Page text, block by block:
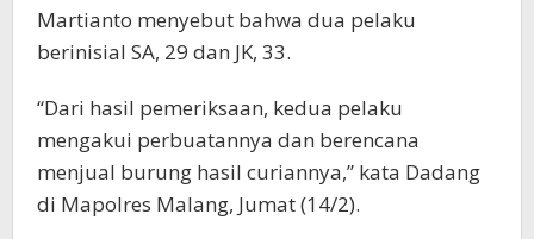
Martianto menyebut bahwa dua pelaku
berinisial SA, 29 dan JK, 33.
“Dari hasil pemeriksaan, kedua pelaku
mengakui perbuatannya dan berencana
menjual burung hasil curiannya,” kata Dadang
di Mapolres Malang, Jumat (14/2).